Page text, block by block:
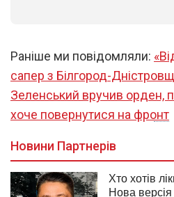
Раніше ми повідомляли:
сапер з Білгород-
Зеленський вручив орден,
хоче повернутися на фронт